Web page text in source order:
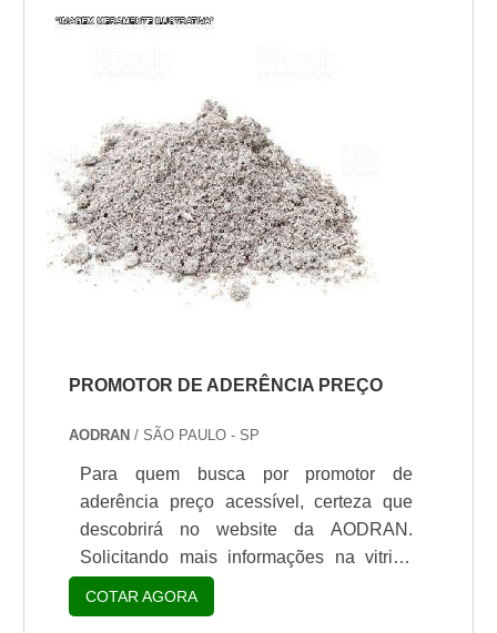
Esse tipo de cuidado ajuda a garantir a
PROMOTOR DE ADERÊNCIA PREÇO
AODRAN/ SÃO PAULO - SP
Para quem busca por promotor de
aderência preço acessível, certeza que
descobrirá no website da AODRAN.
Solicitando mais informações na vitrine
que se chama Soluções Industriais e
conhecendo a líder do segmento. Quando
COTAR AGORA